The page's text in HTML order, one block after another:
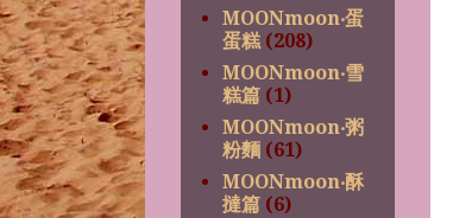
MOONmoon‧蛋
蛋糕 (208)
MOONmoon‧雪
糕篇 (1)
MOONmoon‧粥
粉麵 (61)
MOONmoon‧酥
撻篇 (6)